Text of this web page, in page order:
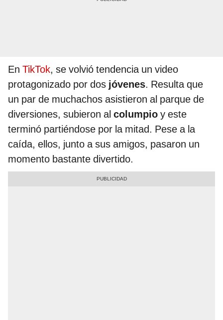
En TikTok, se volvió tendencia un video
protagonizado por dos jóvenes. Resulta que
un par de muchachos asistieron al parque de
diversiones, subieron al columpio y este
terminó partiéndose por la mitad. Pese a la
caída, ellos, junto a sus amigos, pasaron un
momento bastante divertido.